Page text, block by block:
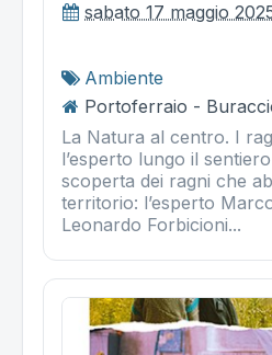
sabato 17 maggio
Ambiente
Portoferraio -
La Natura al centro. I
l’esperto lungo il
scoperta dei ragni che
territorio: l’esperto
Leonardo Forbicioni...